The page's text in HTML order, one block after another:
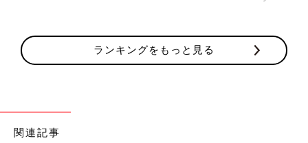
文・写真／吉田明世 構成／たまひよONLINE編集部
●記事の内容は2024年７月の情報で、現在と異なる場合がありま
す。
出産した。TBSのアナウンサーを経て、19年にフリーとなり、東
ランキングをもっと見る
関連記事